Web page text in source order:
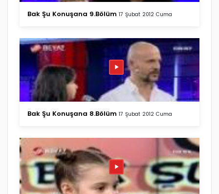
Bak Şu Konuşana 9.Bölüm 17 Şubat 2012 Cuma
Bak Şu Konuşana 8.Bölüm 17 Şubat 2012 Cuma